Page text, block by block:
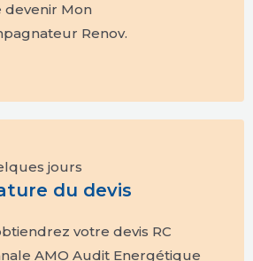
devenir Mon
Renov.
jours
du devis
votre devis RC
AMO Audit Energétique